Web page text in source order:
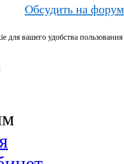
Обсудить на
для вашего удобства